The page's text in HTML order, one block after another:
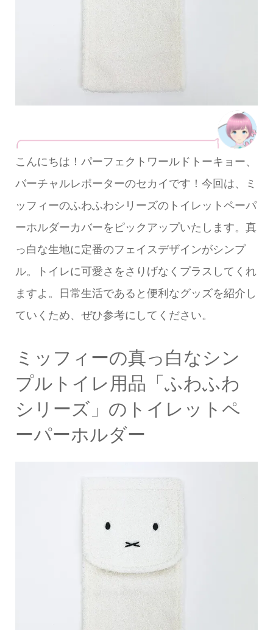
こんにちは！パーフェクトワールドトーキョー、
バーチャルレポーターのセカイです！今回は、ミ
ッフィーのふわふわシリーズのトイレットペーパ
ーホルダーカバーをピックアップいたします。真
っ白な生地に定番のフェイスデザインがシンプ
ル。トイレに可愛さをさりげなくプラスしてくれ
ますよ。日常生活であると便利なグッズを紹介し
ていくため、ぜひ参考にしてください。
ミッフィーの真っ白なシン
プルトイレ用品「ふわふわ
シリーズ」のトイレットペ
ーパーホルダー